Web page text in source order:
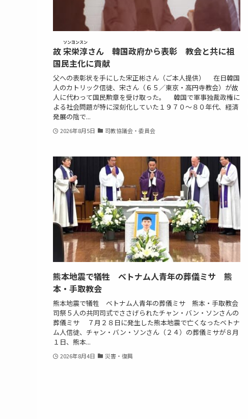
故宋栄淳
ソンヨンスン
さん 韓国政府から表彰 教会と共に祖
国民主化に貢献
父への表彰状を手にした宋正彬さん（ご本人提供） 在日韓国
人のカトリック信徒、宋さん（６５／東京・高円寺教会）が故
人に代わって国民勲章を受け取った。 韓国で軍事独裁政権に
よる社会問題が特に深刻化していた１９７０～８０年代、経済
発展の陰で...
2026年8月5日 司教協議会・委員会
熊本地震で犠牲 ベトナム人青年の葬儀ミサ 熊
本・手取教会
熊本地震で犠牲 ベトナム人青年の葬儀ミサ 熊本・手取教会
司祭５人の共同司式でささげられたチャン・バン・ソンさんの
葬儀ミサ ７月２８日に発生した熊本地震で亡くなったベトナ
ム人信徒、チャン・バン・ソンさん（２４）の葬儀ミサが８月
１日、熊本...
2026年8月4日 災害・復興